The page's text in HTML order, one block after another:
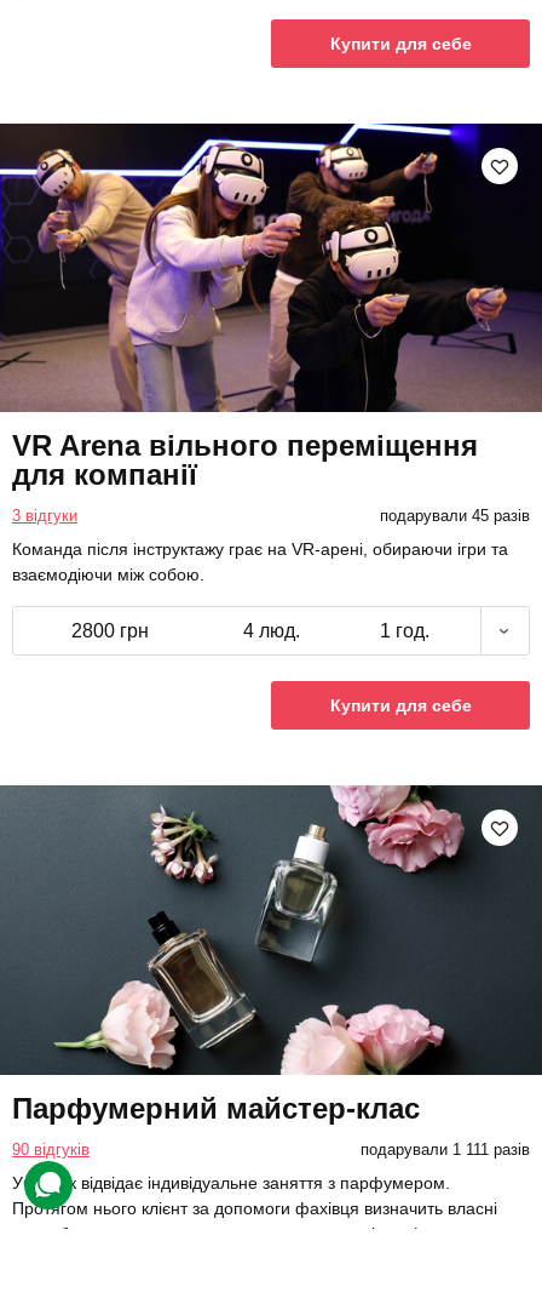
Купити для себе
VR Arena вільного переміщення
для компанії
3 відгуки подарували 45 разів
Команда після інструктажу грає на VR-арені, обираючи ігри та
взаємодіючи між собою.
2800 грн 4 люд. 1 год.
Купити для себе
Парфумерний майстер-клас
90 відгуків подарували 1 111 разів
Учасник відвідає індивідуальне заняття з парфумером.
Протягом нього клієнт за допомоги фахівця визначить власні
вподобання в ароматах та створить авторські парфуми.